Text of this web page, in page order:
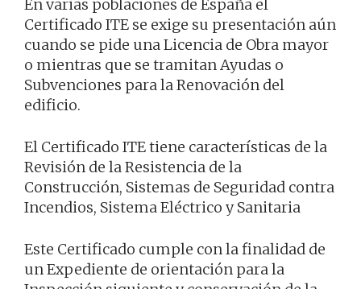
En varias poblaciones de España el
Certificado ITE se exige su presentación aún
cuando se pide una Licencia de Obra mayor
o mientras que se tramitan Ayudas o
Subvenciones para la Renovación del
edificio.
El Certificado ITE tiene características de la
Revisión de la Resistencia de la
Construcción, Sistemas de Seguridad contra
Incendios, Sistema Eléctrico y Sanitaria
Este Certificado cumple con la finalidad de
un Expediente de orientación para la